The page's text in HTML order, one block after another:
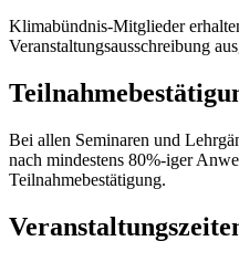
Klimabündnis-Mitglieder
Veranstaltungsausschreibung
Bei allen Seminaren und
nach mindestens 80%-iger
Teilnahmebestätigung.